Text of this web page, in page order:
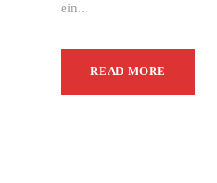
ein...
READ MORE